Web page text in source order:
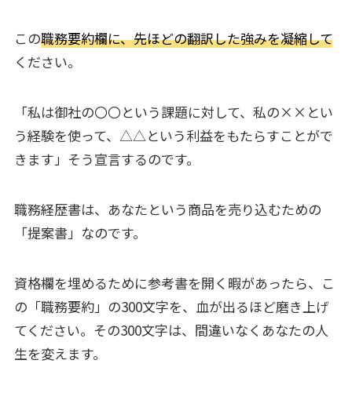
この職務要約欄に、先ほどの翻訳した強みを凝縮して
ください。
「私は御社の〇〇という課題に対して、私の××とい
う経験を使って、△△という利益をもたらすことがで
きます」そう宣言するのです。
職務経歴書は、あなたという商品を売り込むための
「提案書」なのです。
資格欄を埋めるために参考書を開く暇があったら、こ
の「職務要約」の300文字を、血が出るほど磨き上げ
てください。その300文字は、間違いなくあなたの人
生を変えます。